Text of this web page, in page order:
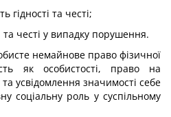
гідності та честі;
та честі у випадку порушення.
немайнове право фізичної
як особистості, право на
та усвідомлення значимості себе
соціальну роль у суспільному